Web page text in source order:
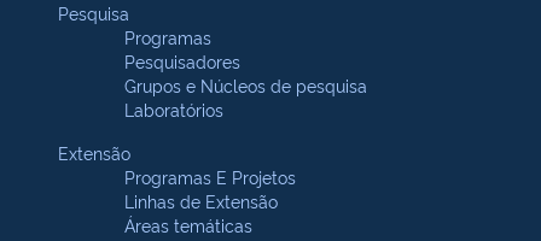
Pesquisa
Programas
Pesquisadores
Grupos e Núcleos de pesquisa
Laboratórios
Extensão
Programas E Projetos
Linhas de Extensão
Áreas temáticas